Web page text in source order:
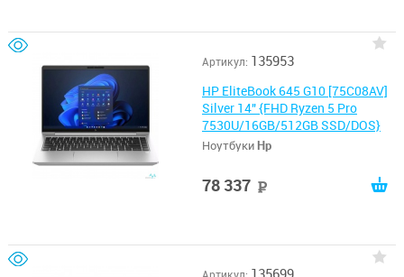
Артикул: 135953
HP EliteBook 645 G10 [75C08AV]
Silver 14" {FHD Ryzen 5 Pro
7530U/16GB/512GB SSD/DOS}
Ноутбуки Hp
78 337